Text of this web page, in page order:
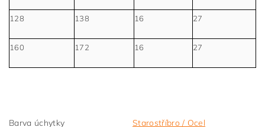
128 138 16 27
160 172 16 27
Barva úchytky
Starostříbro / Ocel